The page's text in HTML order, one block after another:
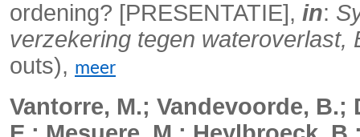
ordening? [PRESENTATIE], in:
verzekering tegen wateroverlast,
outs), meer
Vantorre, M.; Vandevoorde,